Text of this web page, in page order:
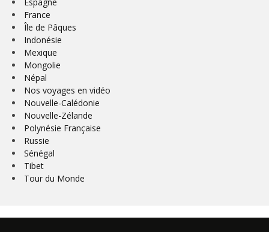
France
Île de Pâques
Indonésie
Mexique
Mongolie
Népal
Nos voyages en vidéo
Nouvelle-Calédonie
Nouvelle-Zélande
Polynésie Française
Russie
Sénégal
Tibet
Tour du Monde